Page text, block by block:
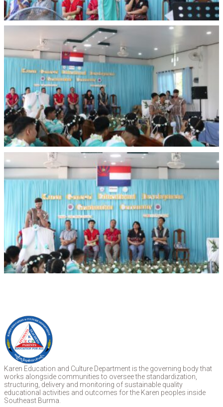
Karen Education and Culture Department is the governing body that
works alongside communities to oversee the standardization,
structuring, delivery and monitoring of sustainable quality
educational activities and outcomes for the Karen peoples inside
Southeast Burma.